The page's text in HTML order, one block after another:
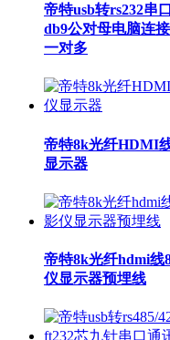
帝特usb转rs232串
db9公对母电脑连
一对多
帝特8k光纤HDMI
显示器
帝特8k光纤hdmi线
仪显示器预埋线